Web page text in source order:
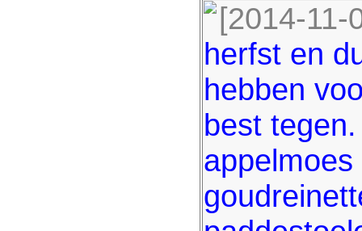
[2014-11-
herfst en
hebben
best